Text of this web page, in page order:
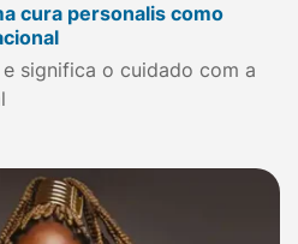
cura personalis como
significa o cuidado com a